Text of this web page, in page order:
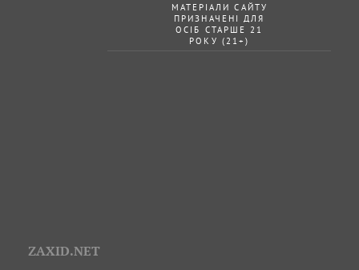
МАТЕРІАЛИ САЙТУ
ПРИЗНАЧЕНІ ДЛЯ
ОСІБ СТАРШЕ 21
РОКУ (21+)
ZAXID.NET